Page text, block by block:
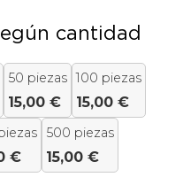
cantidad
50 piezas
15,00 €
100 piezas
15,00 €
€
500 piezas
15,00 €